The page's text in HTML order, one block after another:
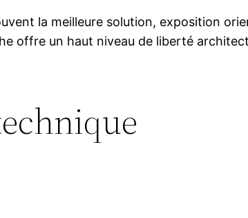
la meilleure solution, exposition
offre un haut niveau de liberté